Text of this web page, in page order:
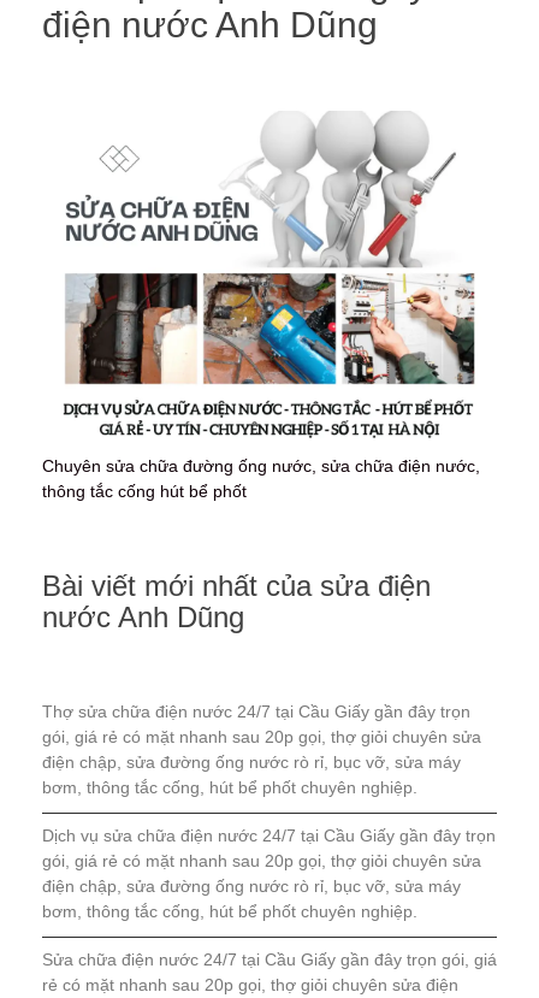
điện nước Anh Dũng
Chuyên sửa chữa đường ống nước, sửa chữa điện nước,
thông tắc cống hút bể phốt
Bài viết mới nhất của sửa điện
nước Anh Dũng
Thợ sửa chữa điện nước 24/7 tại Cầu Giấy gần đây trọn
gói, giá rẻ có mặt nhanh sau 20p gọi, thợ giỏi chuyên sửa
điện chập, sửa đường ống nước rò rỉ, bục vỡ, sửa máy
bơm, thông tắc cống, hút bể phốt chuyên nghiệp.
Dịch vụ sửa chữa điện nước 24/7 tại Cầu Giấy gần đây trọn
gói, giá rẻ có mặt nhanh sau 20p gọi, thợ giỏi chuyên sửa
điện chập, sửa đường ống nước rò rỉ, bục vỡ, sửa máy
bơm, thông tắc cống, hút bể phốt chuyên nghiệp.
Sửa chữa điện nước 24/7 tại Cầu Giấy gần đây trọn gói, giá
rẻ có mặt nhanh sau 20p gọi, thợ giỏi chuyên sửa điện